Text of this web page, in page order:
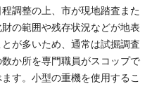
調整の上、市が現地踏査また
の範囲や残存状況などが地表
が多いため、通常は試掘調査
か所を専門職員がスコップで
す。小型の重機を使用するこ